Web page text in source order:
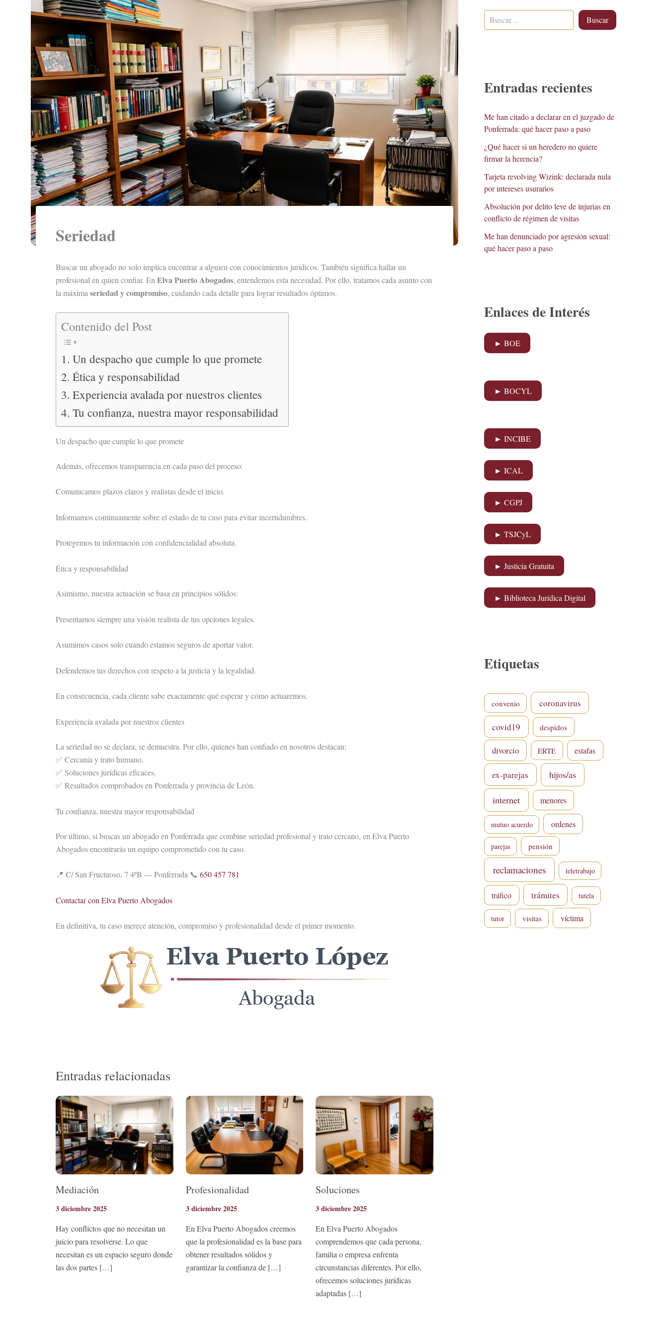
Seriedad
Buscar un abogado no solo implica encontrar a alguien con conocimientos jurídicos. También significa hallar un
profesional en quien confiar. En Elva Puerto Abogados, entendemos esta necesidad. Por ello, tratamos cada asunto con
la máxima seriedad y compromiso, cuidando cada detalle para lograr resultados óptimos.
Contenido del Post
Un despacho que cumple lo que promete
Ética y responsabilidad
Experiencia avalada por nuestros clientes
Tu confianza, nuestra mayor responsabilidad
Un despacho que cumple lo que promete
Además, ofrecemos transparencia en cada paso del proceso:
Comunicamos plazos claros y realistas desde el inicio.
Informamos continuamente sobre el estado de tu caso para evitar incertidumbres.
Protegemos tu información con confidencialidad absoluta.
Ética y responsabilidad
Asimismo, nuestra actuación se basa en principios sólidos:
Presentamos siempre una visión realista de tus opciones legales.
Asumimos casos solo cuando estamos seguros de aportar valor.
Defendemos tus derechos con respeto a la justicia y la legalidad.
En consecuencia, cada cliente sabe exactamente qué esperar y cómo actuaremos.
Experiencia avalada por nuestros clientes
La seriedad no se declara; se demuestra. Por ello, quienes han confiado en nosotros destacan:
✅ Cercanía y trato humano.
✅ Soluciones jurídicas eficaces.
✅ Resultados comprobados en Ponferrada y provincia de León.
Tu confianza, nuestra mayor responsabilidad
Por último, si buscas un abogado en Ponferrada que combine seriedad profesional y trato cercano, en Elva Puerto
Abogados encontrarás un equipo comprometido con tu caso.
📍 C/ San Fructuoso, 7 4ºB — Ponferrada 📞 650 457 781
Contactar con Elva Puerto Abogados
En definitiva, tu caso merece atención, compromiso y profesionalidad desde el primer momento.
Entradas relacionadas
Mediación
3 diciembre 2025
Hay conflictos que no necesitan un
juicio para resolverse. Lo que
necesitan es un espacio seguro donde
las dos partes […]
Profesionalidad
3 diciembre 2025
En Elva Puerto Abogados creemos
que la profesionalidad es la base para
obtener resultados sólidos y
garantizar la confianza de […]
Soluciones
3 diciembre 2025
En Elva Puerto Abogados
comprendemos que cada persona,
familia o empresa enfrenta
circunstancias diferentes. Por ello,
ofrecemos soluciones jurídicas
adaptadas […]
Buscar
Entradas recientes
Me han citado a declarar en el juzgado de
Ponferrada: qué hacer paso a paso
¿Qué hacer si un heredero no quiere
firmar la herencia?
Tarjeta revolving Wizink: declarada nula
por intereses usurarios
Absolución por delito leve de injurias en
conflicto de régimen de visitas
Me han denunciado por agresión sexual:
qué hacer paso a paso
Enlaces de Interés
► BOE
► BOCYL
► INCIBE
► ICAL
► CGPJ
► TSJCyL
► Justicia Gratuita
► Biblioteca Jurídica Digital
Etiquetas
convenio coronavirus
covid19 despidos
divorcio ERTE estafas
ex-parejas hijos/as
internet menores
mutuo acuerdo ordenes
parejas pensión
reclamaciones teletrabajo
tráfico trámites tutela
tutor visitas víctima